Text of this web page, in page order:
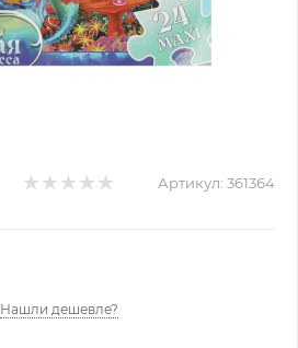
Артикул: 361364
Нашли дешевле?